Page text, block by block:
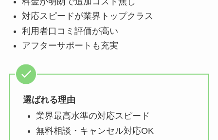
対応スピードが業界トップクラス
利用者口コミ評価が高い
アフターサポートも充実
選ばれる理由
業界最高水準の対応スピード
無料相談・キャンセル対応OK